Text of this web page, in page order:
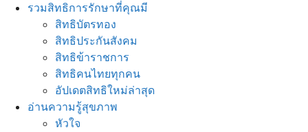
รวมสิทธิการรักษาที่คุณมี
สิทธิบัตรทอง
สิทธิประกันสังคม
สิทธิข้าราชการ
สิทธิคนไทยทุกคน
อัปเดตสิทธิใหม่ล่าสุด
อ่านความรู้สุขภาพ
หัวใจ